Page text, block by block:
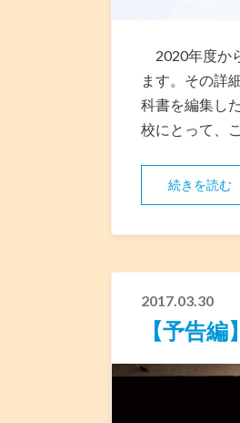
2020年度か
ます。その詳
科書を編集し
校にとって、
続きを読む
2017.03.30
【予告